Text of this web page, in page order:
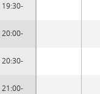
19:30-
20:00-
20:30-
21:00-